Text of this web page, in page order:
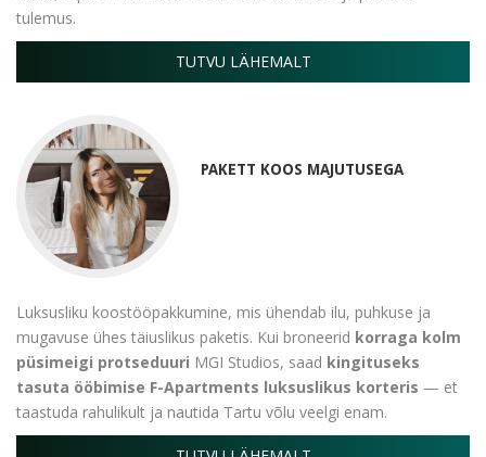
tulemus.
TUTVU LÄHEMALT
PAKETT KOOS MAJUTUSEGA
Luksusliku koostööpakkumine, mis ühendab ilu, puhkuse ja
mugavuse ühes täiuslikus paketis. Kui broneerid korraga kolm
püsimeigi protseduuri MGI Studios, saad kingituseks
tasuta ööbimise F-Apartments luksuslikus korteris — et
taastuda rahulikult ja nautida Tartu võlu veelgi enam.